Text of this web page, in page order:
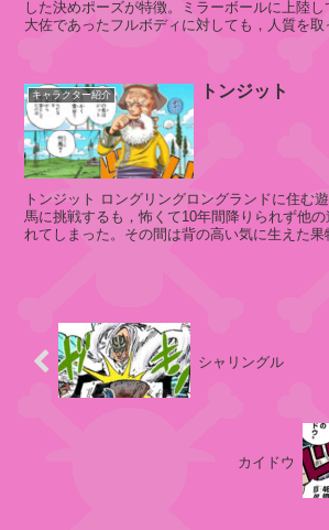
ッ
ト
ン
ポ
ー
ト
した決めポーズが特徴。ミラーボールに上陸
大佐であったフルボディに対しても，人質を取
キャラクター紹介 トンジット
トンジット ロングリングロングランドに住む遊牧民。世界一長い竹
馬に挑戦するも，怖くて10年間降りられず他
れてしまった。その間は背の高い気に生えた
シャリングル
カイドウ